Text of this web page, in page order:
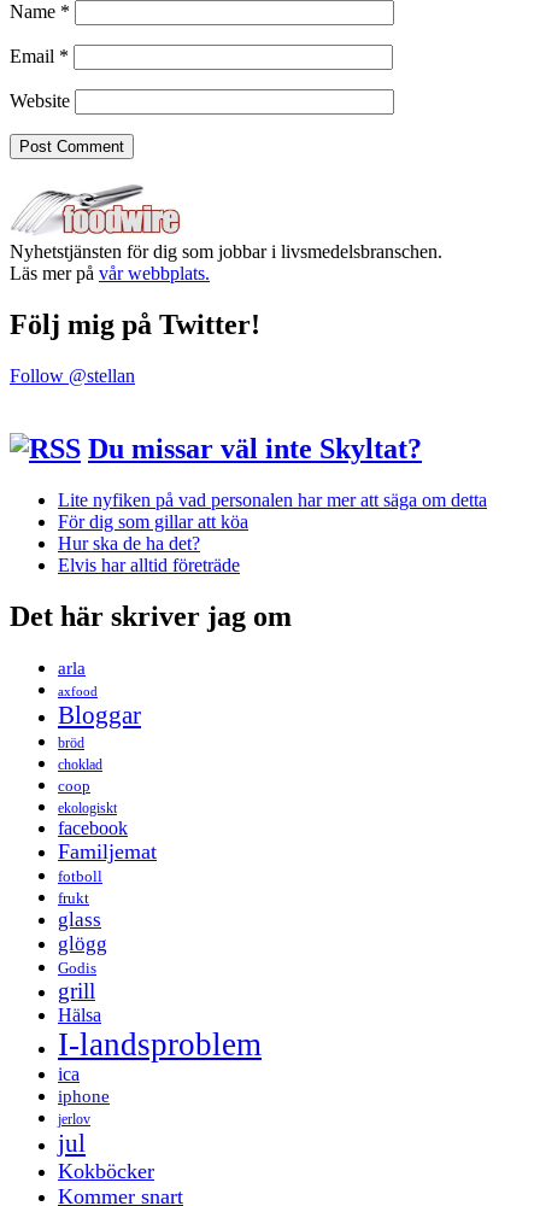
Name *
Email *
Website
Nyhetstjänsten för dig som jobbar i livsmedelsbranschen.
Läs mer på vår webbplats.
Följ mig på Twitter!
Follow @stellan
Du missar väl inte Skyltat?
Lite nyfiken på vad personalen har mer att säga om detta
För dig som gillar att köa
Hur ska de ha det?
Elvis har alltid företräde
Det här skriver jag om
arla
axfood
Bloggar
bröd
choklad
coop
ekologiskt
facebook
Familjemat
fotboll
frukt
glass
glögg
Godis
grill
Hälsa
I-landsproblem
ica
iphone
jerlov
jul
Kokböcker
Kommer snart